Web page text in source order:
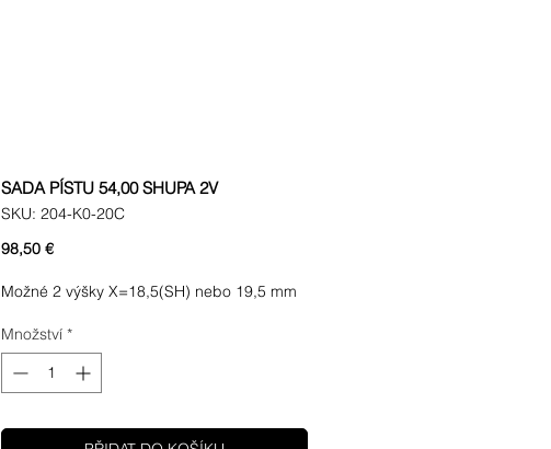
SADA PÍSTU 54,00 SHUPA 2V
SKU: 204-K0-20C
98,50 €Cena
Možné 2 výšky X=18,5(SH) nebo 19,5 mm
Množství *